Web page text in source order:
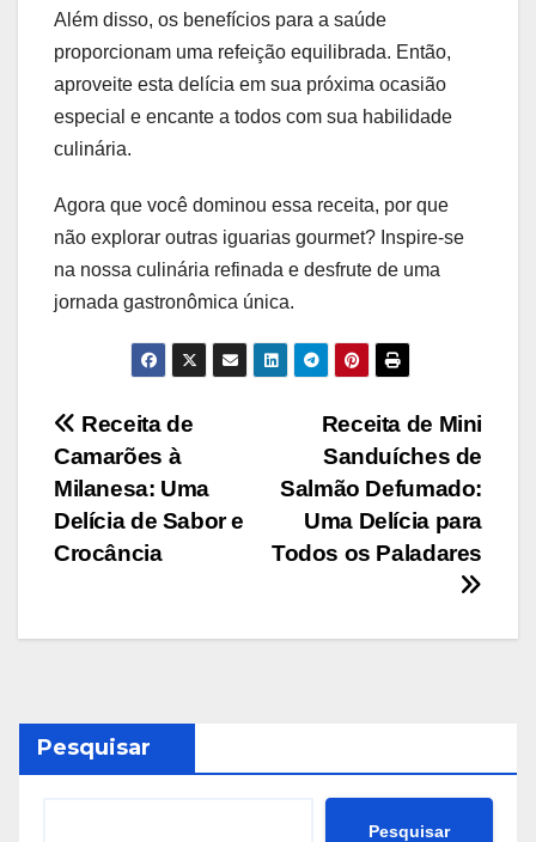
Além disso, os benefícios para a saúde
proporcionam uma refeição equilibrada. Então,
aproveite esta delícia em sua próxima ocasião
especial e encante a todos com sua habilidade
culinária.
Agora que você dominou essa receita, por que
não explorar outras iguarias gourmet? Inspire-se
na nossa culinária refinada e desfrute de uma
jornada gastronômica única.
Navegação
de
Post
Receita de Mini
Sanduíches de
Salmão Defumado:
Uma Delícia para
Todos os Paladares
Receita de
Camarões à
Milanesa: Uma
Delícia de Sabor e
Crocância
Pesquisar
Pesquisar